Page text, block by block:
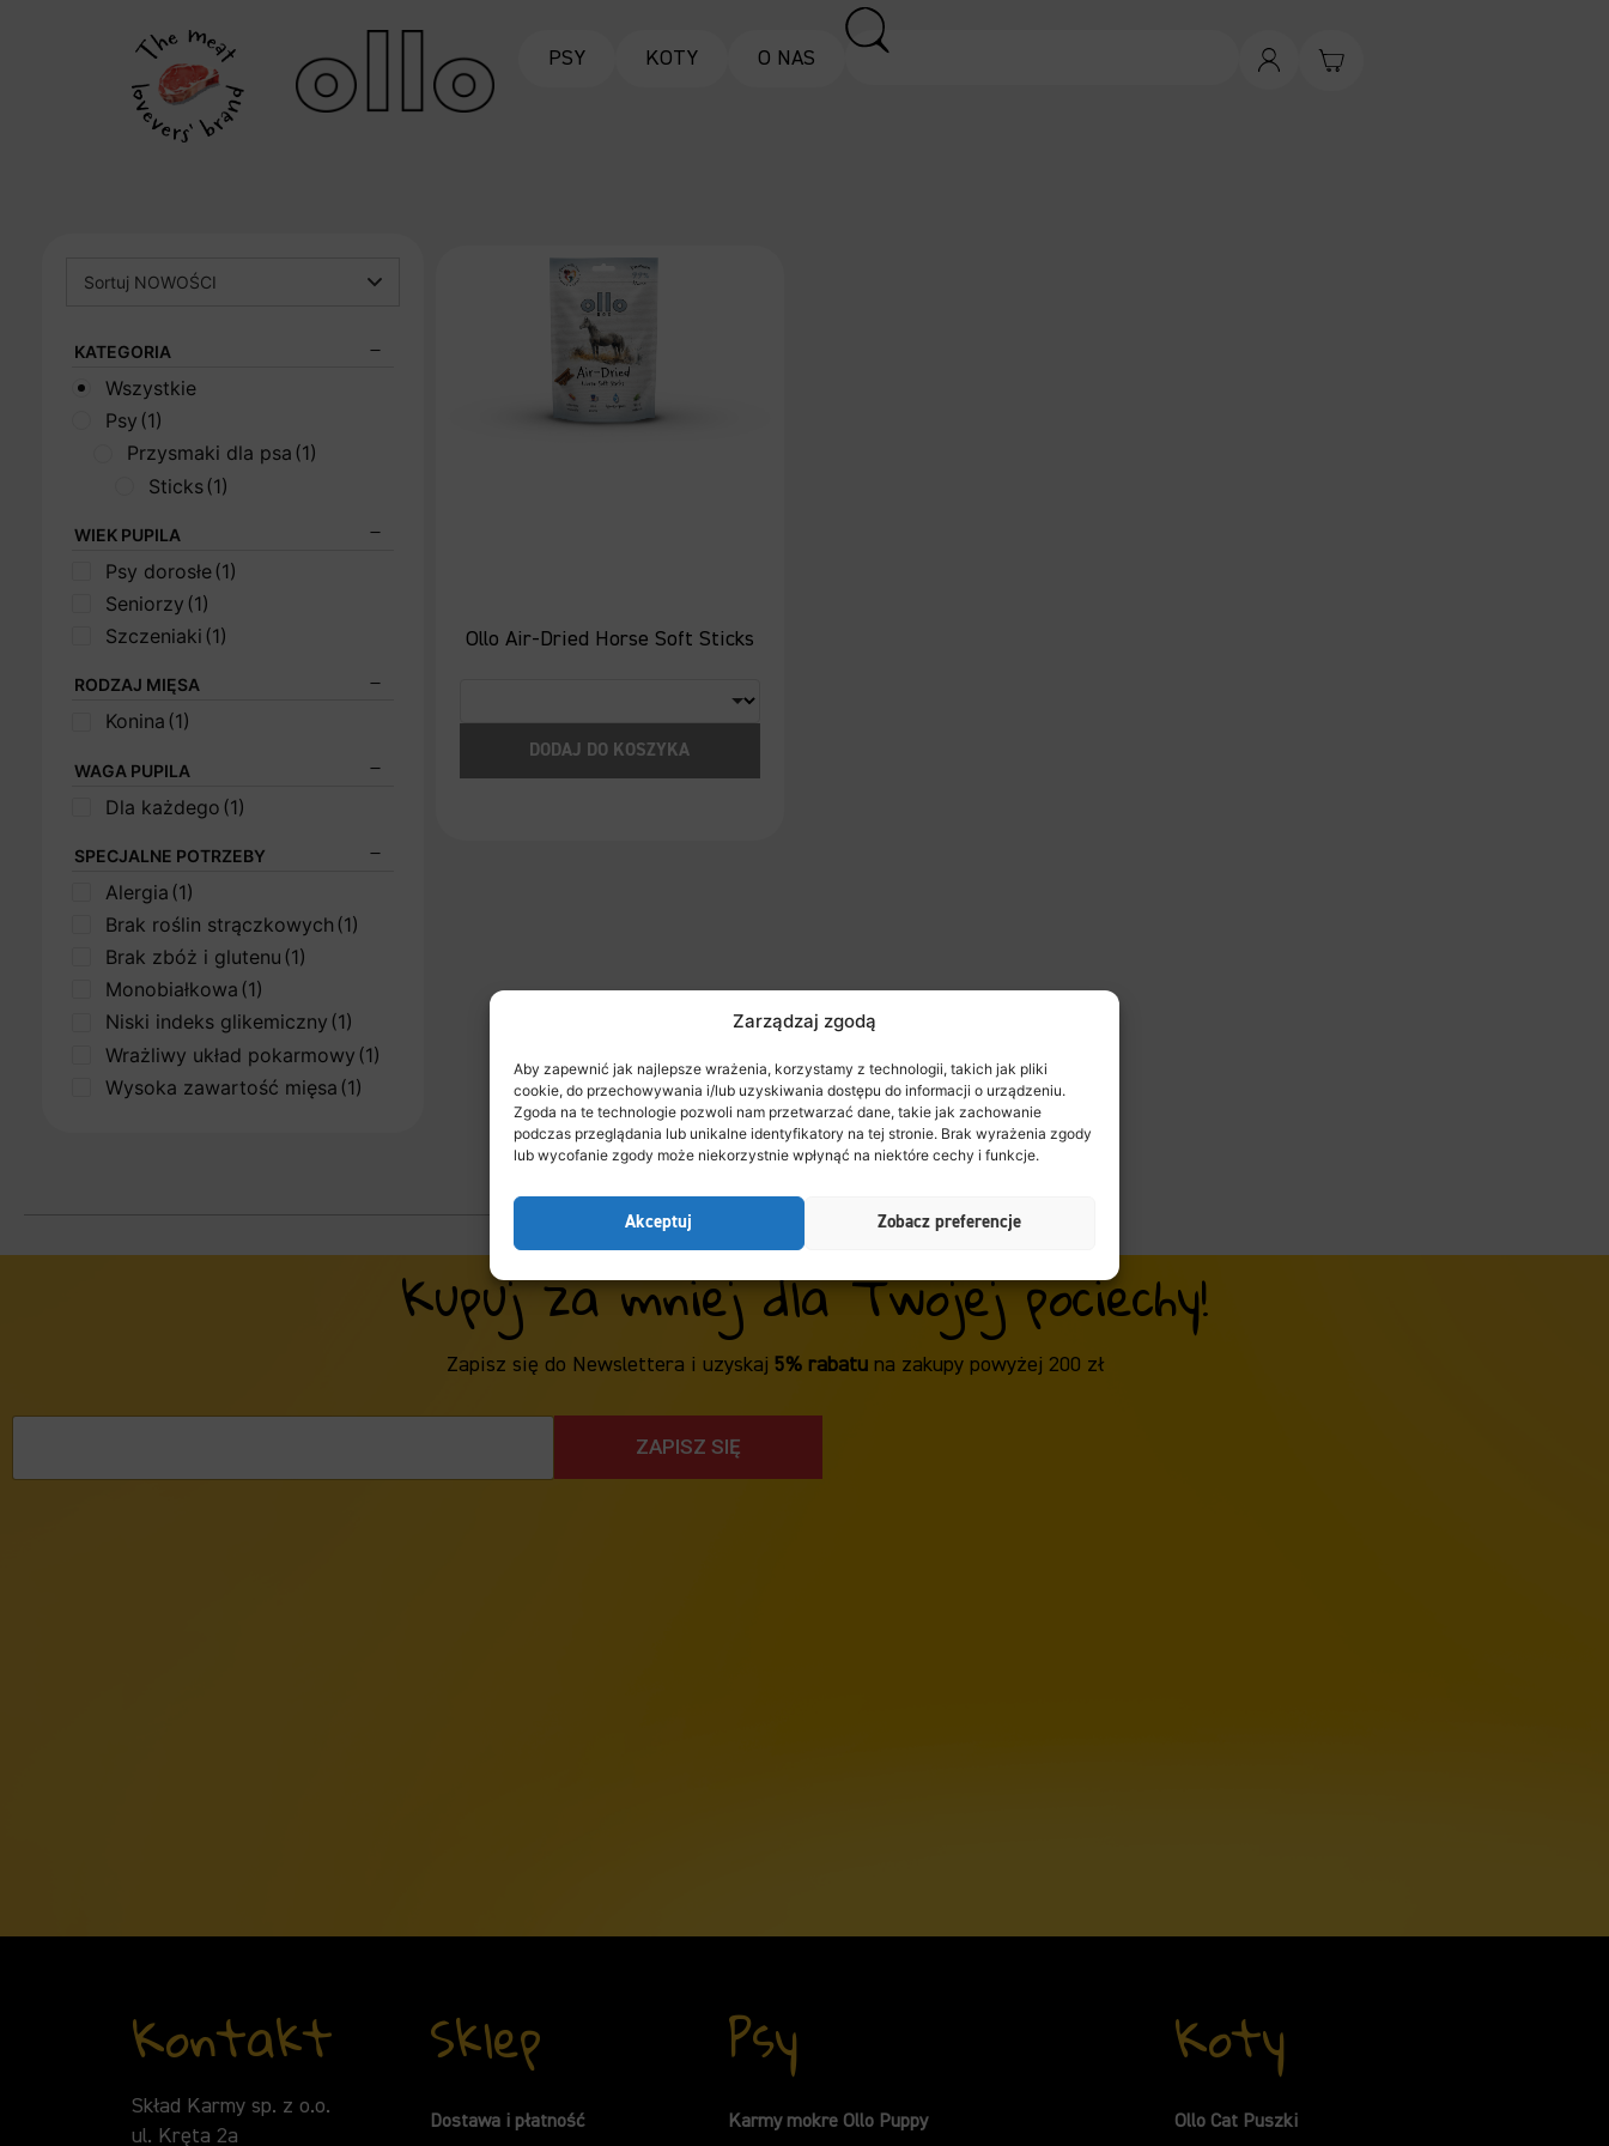
Zarządzaj zgodą
Aby zapewnić jak najlepsze wrażenia, korzystamy z technologii, takich jak pliki
cookie, do przechowywania i/lub uzyskiwania dostępu do informacji o urządzeniu.
Zgoda na te technologie pozwoli nam przetwarzać dane, takie jak zachowanie
podczas przeglądania lub unikalne identyfikatory na tej stronie. Brak wyrażenia zgody
lub wycofanie zgody może niekorzystnie wpłynąć na niektóre cechy i funkcje.
Akceptuj Zobacz preferencje
PSY KOTY O NAS
Sortuj NOWOŚCI
KATEGORIA
Wszystkie
Psy (1)
Przysmaki dla psa (1)
Sticks (1)
WIEK PUPILA
Psy dorosłe (1)
Seniorzy (1)
Szczeniaki (1)
RODZAJ MIĘSA
Konina (1)
WAGA PUPILA
Dla każdego (1)
SPECJALNE POTRZEBY
Alergia (1)
Brak roślin strączkowych (1)
Brak zbóż i glutenu (1)
Monobiałkowa (1)
Niski indeks glikemiczny (1)
Wrażliwy układ pokarmowy (1)
Wysoka zawartość mięsa (1)
Ollo Air-Dried Horse Soft Sticks
DODAJ DO KOSZYKA
Kupuj za mniej dla Twojej pociechy!
Zapisz się do Newslettera i uzyskaj 5% rabatuna zakupy powyżej 200 zł
ZAPISZ SIĘ
Kontakt
Skład Karmy sp. z o.o.
ul. Kręta 2a
Sklep
Dostawa i płatność
Psy
Karmy mokre Ollo Puppy
Koty
Ollo Cat Puszki